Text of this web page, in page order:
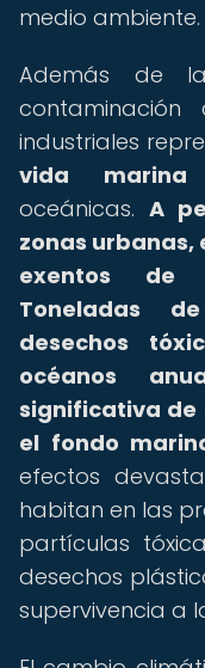
medio ambiente.
Además de
industriales
vida marina
oceánicas. A
zonas urbanas,
exentos de
Toneladas
desechos
océanos
significativa de
el fondo
efectos
habitan en las
partículas
desechos
supervivencia a